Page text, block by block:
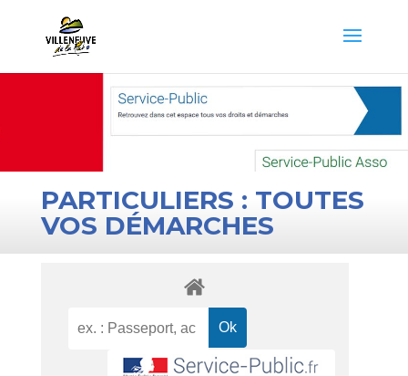
PARTICULIERS : TOUTES
VOS DÉMARCHES